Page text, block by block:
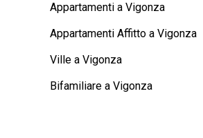
Appartamenti a Vigonza
Appartamenti Affitto a Vigonza
Ville a Vigonza
Bifamiliare a Vigonza